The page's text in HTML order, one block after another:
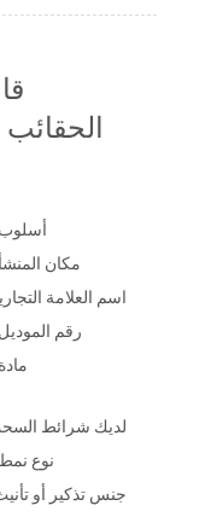
مكان
اسم العلامة
رقم
لديك شرائط
نوع
جنس تذكير أو